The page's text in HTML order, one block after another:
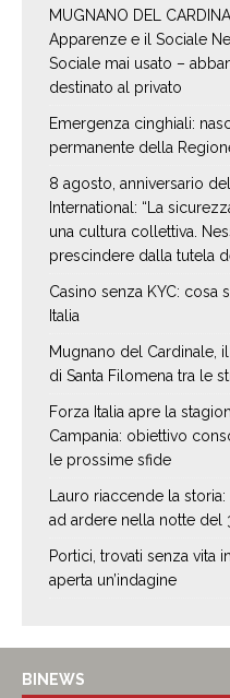
MUGNANO DEL
Apparenze e il Sociale
Sociale mai usato –
destinato al privato
Emergenza cinghiali:
permanente della
8 agosto, anniversario
International: “La
una cultura collettiva.
prescindere dalla tutela
Casino senza KYC:
Italia
Mugnano del Cardinale,
di Santa Filomena tra le
Forza Italia apre la
Campania: obiettivo
le prossime sfide
Lauro riaccende la
ad ardere nella notte del
Portici, trovati senza vita
aperta un’indagine
BINEWS